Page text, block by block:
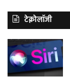
टेक्नोलॉजी